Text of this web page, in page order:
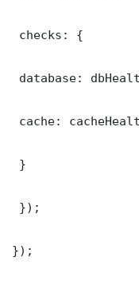
checks: {
database:
cache:
}
});
});